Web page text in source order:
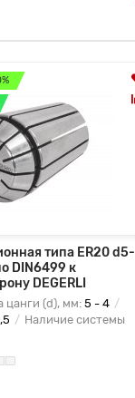
типа ER20 d5-
DIN6499 к
DEGERLI
цанги (d), мм: 5 - 4
Наличие системы